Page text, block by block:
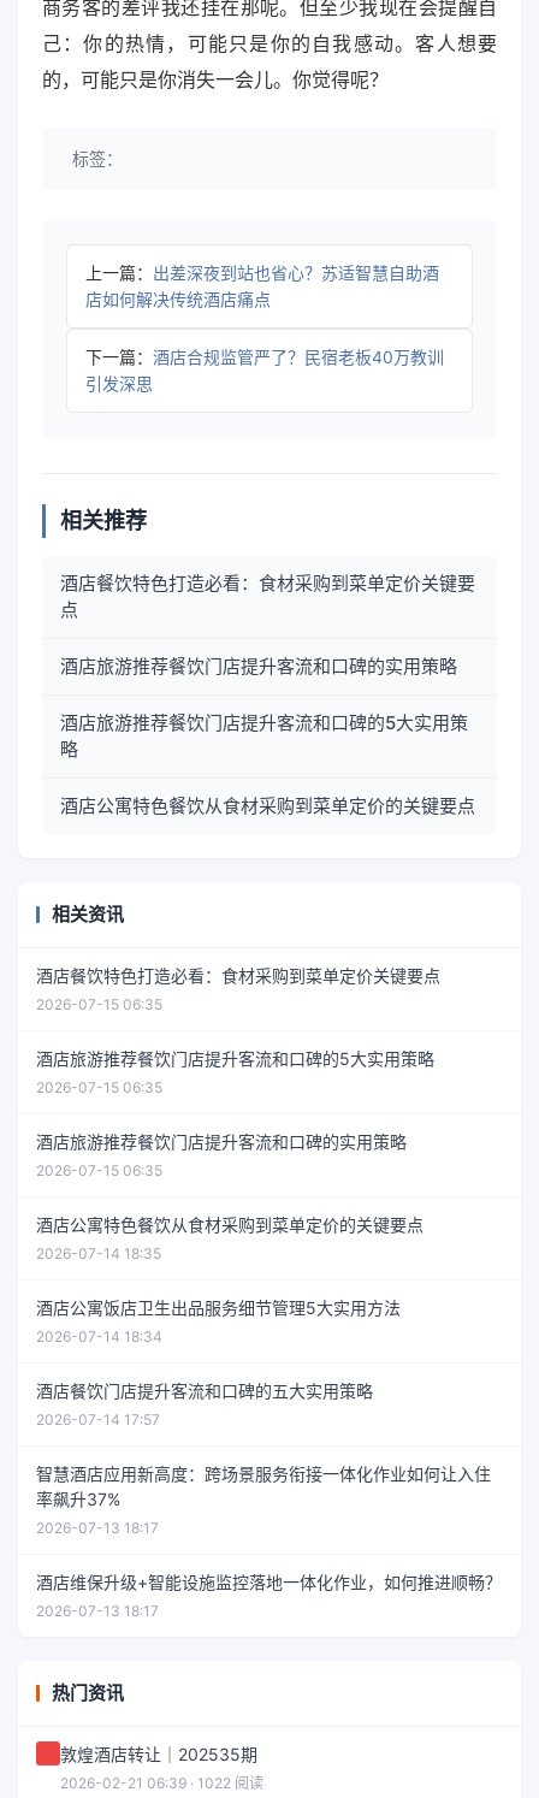
商务客的差评我还挂在那呢。但至少我现在会提醒自
己：你的热情，可能只是你的自我感动。客人想要
的，可能只是你消失一会儿。你觉得呢？
标签：
上一篇： 出差深夜到站也省心？苏适智慧自助酒
店如何解决传统酒店痛点
下一篇： 酒店合规监管严了？民宿老板40万教训
引发深思
相关推荐
酒店餐饮特色打造必看：食材采购到菜单定价关键要
点
酒店旅游推荐餐饮门店提升客流和口碑的实用策略
酒店旅游推荐餐饮门店提升客流和口碑的5大实用策
略
酒店公寓特色餐饮从食材采购到菜单定价的关键要点
相关资讯
酒店餐饮特色打造必看：食材采购到菜单定价关键要点
2026-07-15 06:35
酒店旅游推荐餐饮门店提升客流和口碑的5大实用策略
2026-07-15 06:35
酒店旅游推荐餐饮门店提升客流和口碑的实用策略
2026-07-15 06:35
酒店公寓特色餐饮从食材采购到菜单定价的关键要点
2026-07-14 18:35
酒店公寓饭店卫生出品服务细节管理5大实用方法
2026-07-14 18:34
酒店餐饮门店提升客流和口碑的五大实用策略
2026-07-14 17:57
智慧酒店应用新高度：跨场景服务衔接一体化作业如何让入住
率飙升37%
2026-07-13 18:17
酒店维保升级+智能设施监控落地一体化作业，如何推进顺畅？
2026-07-13 18:17
热门资讯
敦煌酒店转让｜202535期
2026-02-21 06:39 · 1022 阅读